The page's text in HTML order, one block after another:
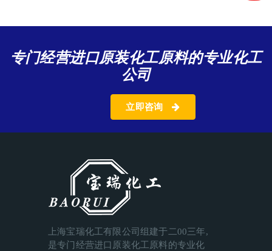
专门经营进口原装化工原料的专业化工
公司
立即咨询
上海宝瑞化工有限公司组建于二00三年,
是专门经营进口原装化工原料的专业化